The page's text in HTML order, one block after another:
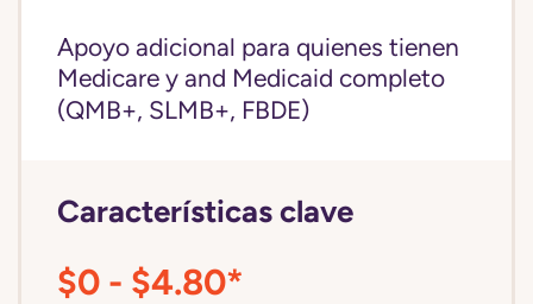
Apoyo adicional para quienes tienen
Medicare y and Medicaid completo
(QMB+, SLMB+, FBDE)
Características clave
$0 - $4.80*